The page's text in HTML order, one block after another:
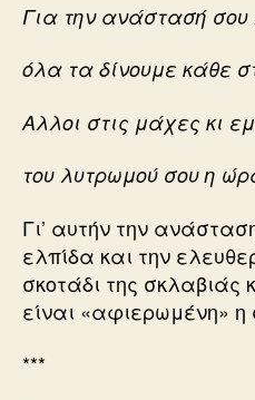
Για την ανάστασή
όλα τα δίνουμε κάθε
Αλλοι στις μάχες κι
του λυτρωμού σου η
Γι’ αυτήν την
ελπίδα και την
σκοτάδι της σκλαβιάς
είναι «αφιερωμένη»
***